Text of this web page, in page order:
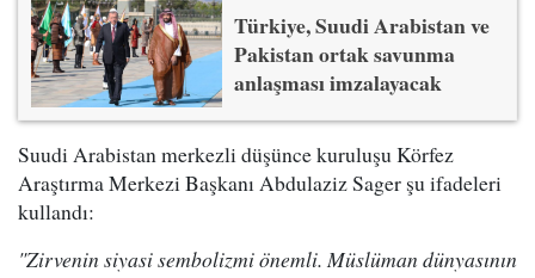
Türkiye, Suudi Arabistan ve
Pakistan ortak savunma
anlaşması imzalayacak
Suudi Arabistan merkezli düşünce kuruluşu Körfez
Araştırma Merkezi Başkanı Abdulaziz Sager şu ifadeleri
kullandı:
"Zirvenin siyasi sembolizmi önemli. Müslüman dünyasının